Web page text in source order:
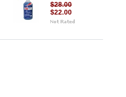
$28.00
$22.00